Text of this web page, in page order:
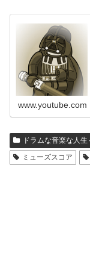
www.youtube.com
ドラムな音楽な人生
ミューズスコア